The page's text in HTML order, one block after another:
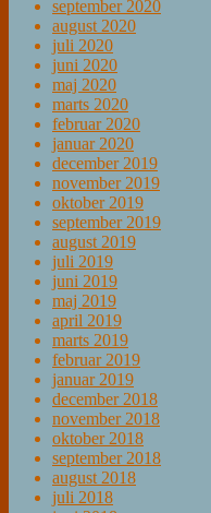
september 2020
august 2020
juli 2020
juni 2020
maj 2020
marts 2020
februar 2020
januar 2020
december 2019
november 2019
oktober 2019
september 2019
august 2019
juli 2019
juni 2019
maj 2019
april 2019
marts 2019
februar 2019
januar 2019
december 2018
november 2018
oktober 2018
september 2018
august 2018
juli 2018